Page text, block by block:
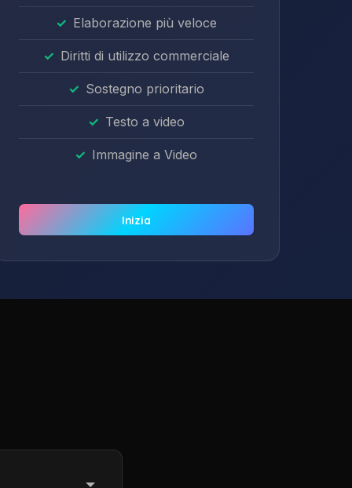
Elaborazione più veloce
Diritti di utilizzo commerciale
Sostegno prioritario
Testo a video
Immagine a Video
Inizia